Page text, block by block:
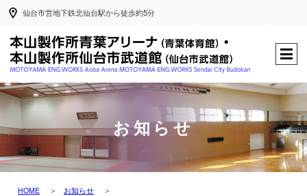
仙台市営地下鉄北仙台駅から徒歩約5分
お知らせ
HOME
お知らせ